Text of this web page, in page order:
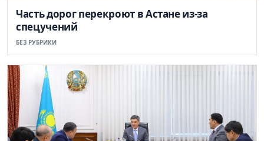
Часть дорог перекроют в Астане из-за
спецучений
БЕЗ РУБРИКИ